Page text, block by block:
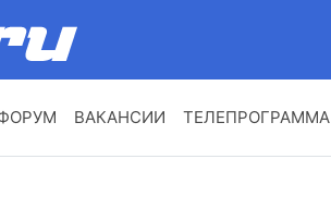
ВАКАНСИИ ТЕЛЕПРОГРАММА